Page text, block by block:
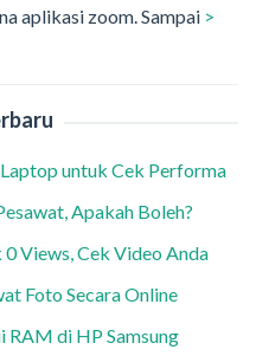
aplikasi zoom. Sampai >
untuk Cek Performa
Apakah Boleh?
Views, Cek Video Anda
Foto Secara Online
RAM di HP Samsung